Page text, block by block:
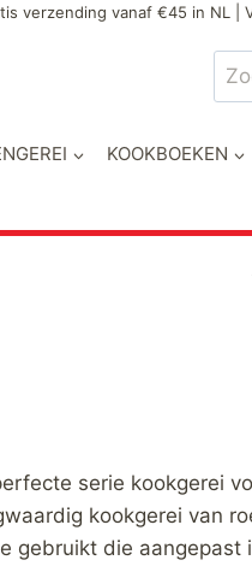
verzending vanaf €45 in NL |
KOOKBOEKEN
serie kookgerei
kookgerei van
gebruikt die